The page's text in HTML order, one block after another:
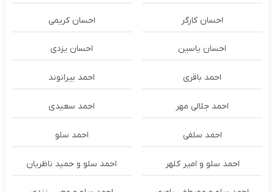
احسان کارگر احسان کریمی
احسان یاسین احسان یزدی
احمد باقری احمد بیرانوند
احمد جلالی مهر احمد سعیدی
احمد سلفی احمد سلو
احمد سلو و امیر کلهر احمد سلو و حمید ناظریان